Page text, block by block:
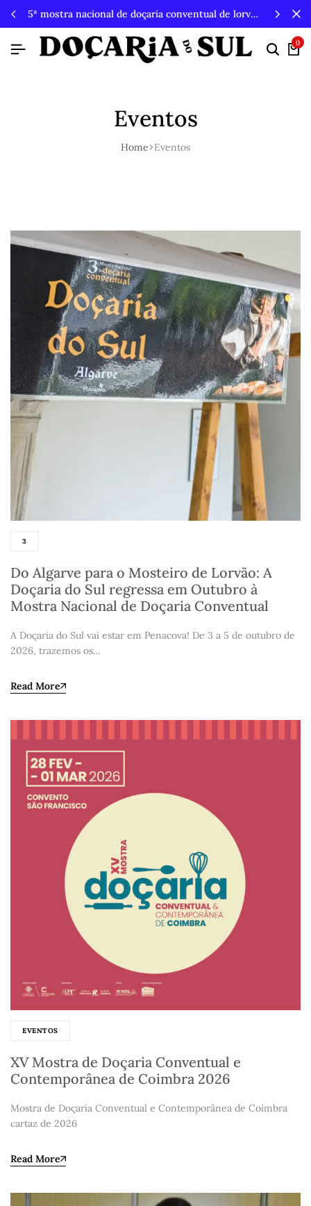
5ª mostra nacional de doçaria conventual de lorvão, 3, 4 e 5 de outubro 2026, penacova
0
Eventos
Home Eventos
3
Do Algarve para o Mosteiro de Lorvão: A
Doçaria do Sul regressa em Outubro à
Mostra Nacional de Doçaria Conventual
A Doçaria do Sul vai estar em Penacova! De 3 a 5 de outubro de
2026, trazemos os…
Read More
EVENTOS
XV Mostra de Doçaria Conventual e
Contemporânea de Coimbra 2026
Mostra de Doçaria Conventual e Contemporânea de Coimbra
cartaz de 2026
Read More